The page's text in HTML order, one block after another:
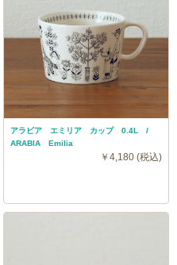
アラビア エミリア カップ 0.4L /
ARABIA Emilia
￥4,180 (税込)